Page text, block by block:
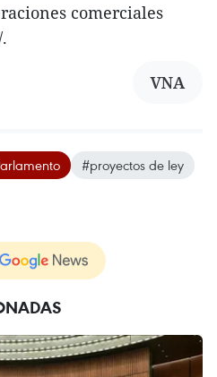
comerciales
VNA
#proyectos de ley